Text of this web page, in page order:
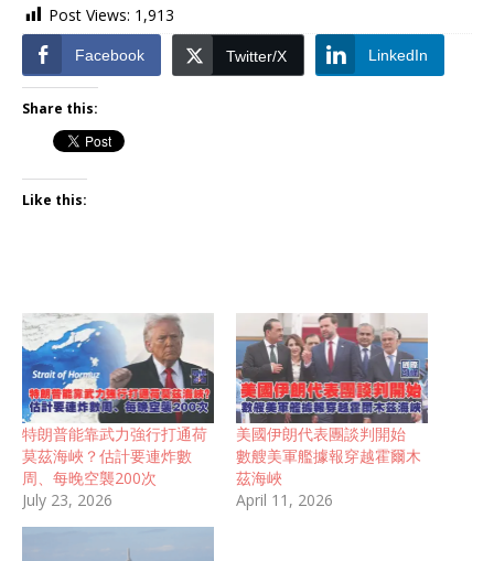
Post Views: 1,913
Facebook Twitter/X LinkedIn
Share this:
Like this:
特朗普能靠武力強行打通荷
莫茲海峽？估計要連炸數
周、每晚空襲200次
July 23, 2026
美國伊朗代表團談判開始
數艘美軍艦據報穿越霍爾木
茲海峽
April 11, 2026